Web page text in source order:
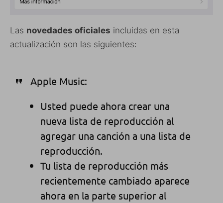
Las novedades oficiales incluidas en esta
actualización son las siguientes:
Apple Music:
Usted puede ahora crear una
nueva lista de reproducción al
agregar una canción a una lista de
reproducción.
Tu lista de reproducción más
recientemente cambiado aparece
ahora en la parte superior al